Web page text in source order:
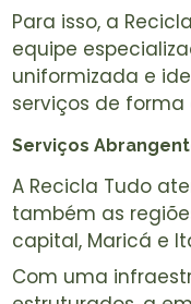
Para isso, a
equipe
uniformizada e
serviços de
Serviços
A Recicla Tudo
também as
capital, Maricá e
Com uma